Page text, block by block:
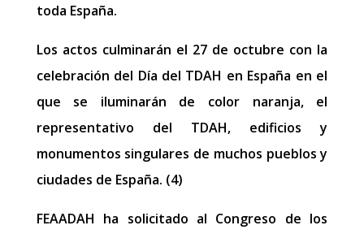
toda España.
Los actos culminarán el 27 de octubre con la
celebración del Día del TDAH en España en el
que se iluminarán de color naranja, el
representativo del TDAH, edificios y
monumentos singulares de muchos pueblos y
ciudades de España. (4)
FEAADAH ha solicitado al Congreso de los